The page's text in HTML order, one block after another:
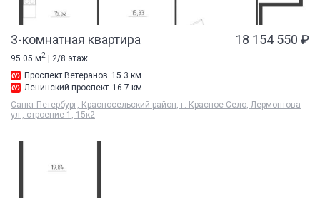
3-комнатная квартира 18 154 550 ₽
95.05 м2
| 2/8 этаж
Проспект Ветеранов 15.3 км
Ленинский проспект 16.7 км
Санкт-Петербург, Красносельский район, г. Красное Село, Лермонтова
ул., строение 1, 15к2